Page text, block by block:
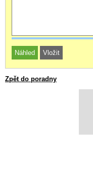
Zpět do poradny